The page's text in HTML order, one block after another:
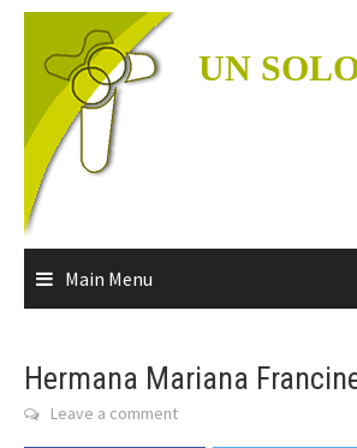
Skip
content
UN
Main Menu
Hermana Mariana
Leave a comment